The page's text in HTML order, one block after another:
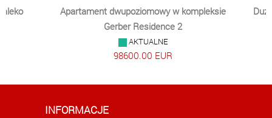
Apartament dwupoziomowy w kompleksie
Gerber Residence 2
AKTUALNE
98600.00 EUR
INFORMACJE